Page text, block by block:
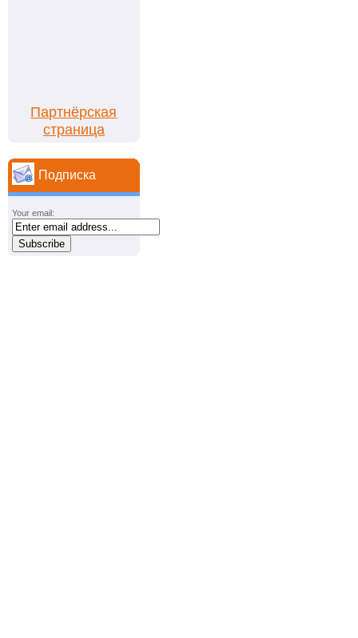
Партнёрская
страница
Подписка
Your email: